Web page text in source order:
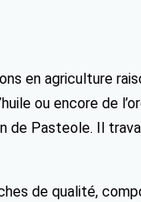
en agriculture
ou encore de
Pasteole. Il
de qualité,